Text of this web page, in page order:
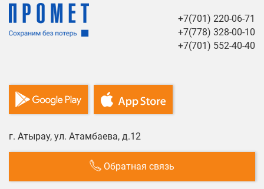
+7(701) 220-06-71
+7(778) 328-00-10
+7(701) 552-40-40
г. Атырау, ул. Атамбаева, д.12
Обратная связь